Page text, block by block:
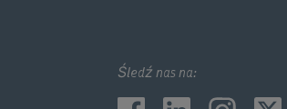
Śledź nas na: